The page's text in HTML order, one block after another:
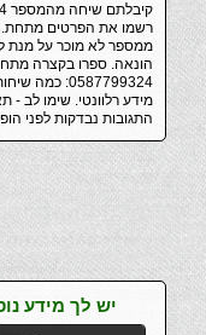
קיבלתם שיחה מהמספר 058-7799324 ?
רשמו את הפרטים מתחת.
ממספר לא מוכר על מנת
הונאה. ספרו בקצרה
מידע רלוונטי. שימו לב
התגובות נבדקות לפני
יש לך מידע נוסף